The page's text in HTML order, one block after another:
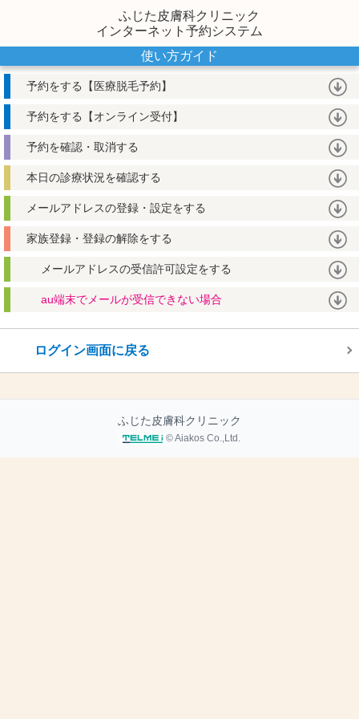
ふじた皮膚科クリニック
インターネット予約システム
使い方ガイド
予約をする【医療脱毛予約】
予約をする【オンライン受付】
予約を確認・取消する
本日の診療状況を確認する
メールアドレスの登録・設定をする
家族登録・登録の解除をする
メールアドレスの受信許可設定をする
au端末でメールが受信できない場合
ログイン画面に戻る
ふじた皮膚科クリニック
© Aiakos Co.,Ltd.